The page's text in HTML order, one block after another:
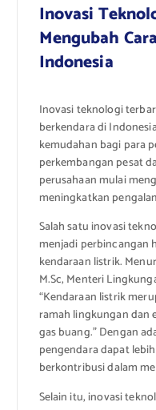
Inovasi
Mengubah
Indonesia
Inovasi teknologi
berkendara di
kemudahan bagi para
perkembangan pesat
perusahaan mulai
meningkatkan
Salah satu inovasi
menjadi perbincangan
kendaraan listrik.
M.Sc, Menteri
“Kendaraan listrik
ramah lingkungan dan
gas buang.” Dengan
pengendara dapat
berkontribusi dalam
Selain itu, inovasi